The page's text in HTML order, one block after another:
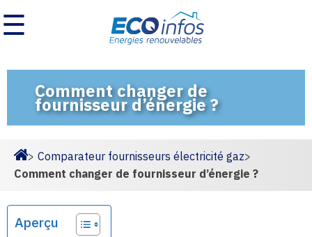
☰
Comment changer de
fournisseur d’énergie ?
Homepage
> Comparateur fournisseurs électricité gaz>
Comment changer de fournisseur d’énergie ?
Aperçu